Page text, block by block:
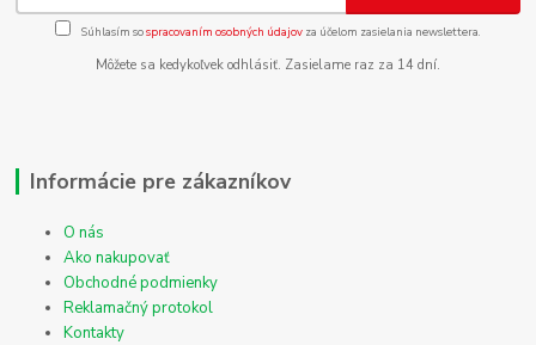
Súhlasím sospracovaním osobných údajov za účelom zasielania newslettera.
Môžete sa kedykoľvek odhlásiť. Zasielame raz za 14 dní.
Informácie pre zákazníkov
O nás
Ako nakupovať
Obchodné podmienky
Reklamačný protokol
Kontakty